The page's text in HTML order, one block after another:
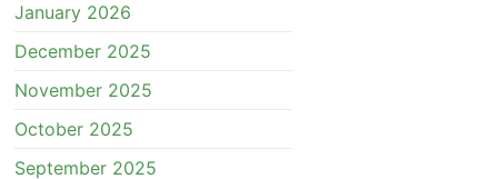
January 2026
December 2025
November 2025
October 2025
September 2025